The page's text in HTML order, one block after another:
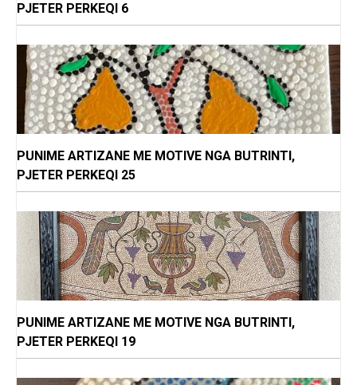
PJETER PERKEQI 6
PUNIME ARTIZANE ME MOTIVE NGA BUTRINTI,
PJETER PERKEQI 25
PUNIME ARTIZANE ME MOTIVE NGA BUTRINTI,
PJETER PERKEQI 19